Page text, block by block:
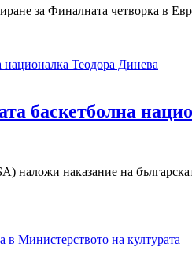
за Финалната четворка в
баскетболна
наказание на